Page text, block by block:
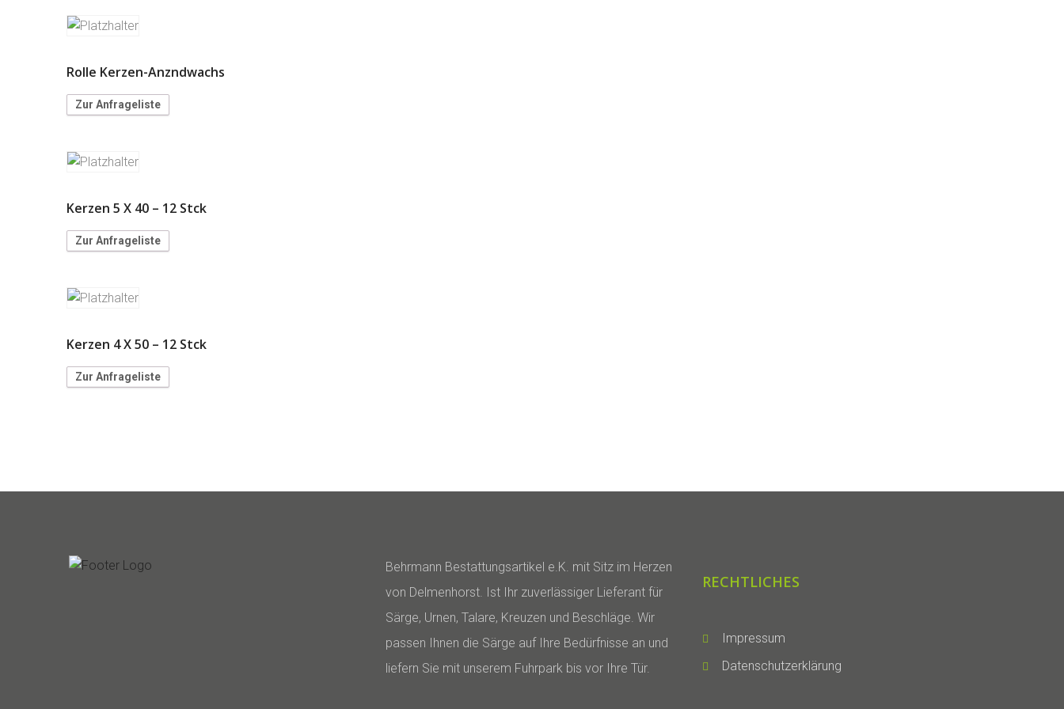
Rolle Kerzen-Anzndwachs
Zur Anfrageliste
Kerzen 5 X 40 – 12 Stck
Zur Anfrageliste
Kerzen 4 X 50 – 12 Stck
Zur Anfrageliste
Behrmann Bestattungsartikel e.K. mit Sitz im Herzen
von Delmenhorst. Ist Ihr zuverlässiger Lieferant für
Särge, Urnen, Talare, Kreuzen und Beschläge. Wir
passen Ihnen die Särge auf Ihre Bedürfnisse an und
liefern Sie mit unserem Fuhrpark bis vor Ihre Tür.
RECHTLICHES
Impressum
Datenschutzerklärung